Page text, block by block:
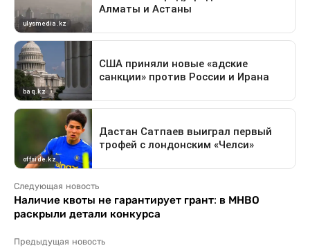
Следующая новость
Наличие квоты не гарантирует грант: в МНВО
раскрыли детали конкурса
Предыдущая новость